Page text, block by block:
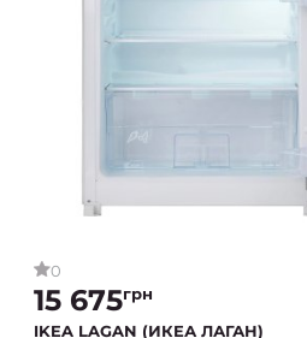
0
15 675грн
IKEA LAGAN (ИКЕА ЛАГАН)